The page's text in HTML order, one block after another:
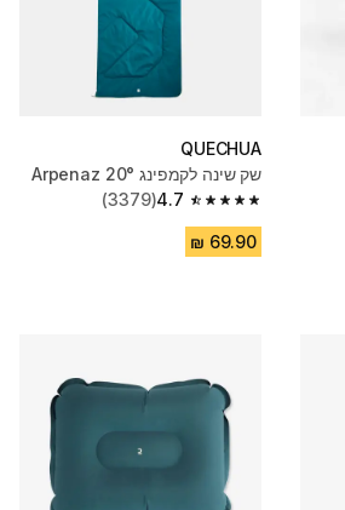
QUECHUA
שק שינה לקמפינג ‎Arpenaz 20°
4.7
4.7 out of 5 stars from 3379 reviews
(3379)